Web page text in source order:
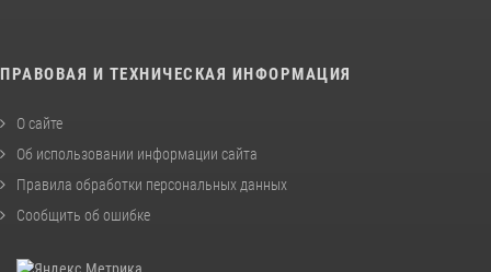
ПРАВОВАЯ И ТЕХНИЧЕСКАЯ ИНФОРМАЦИЯ
О сайте
Об использовании информации сайта
Правила обработки персональных данных
Сообщить об ошибке